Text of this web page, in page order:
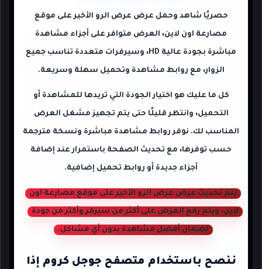
حصريًا شاهد وحمل عرض عرض الرو الأخير على موقع
مصارعة اون لاين، العرض متوافر على أجزاء مشاهدة
مباشرة بجودة عالية HD، وسيرفرات متعددة تناسب جميع
الزوار، مع روابط مشاهدة وتحميل سهلة وسريعة.
كل ما عليك هو اختيار الجودة التي تريدها للمشاهدة أو
التحميل، وانتظر قليلًا حتى يتم تجهيز مشغل العرض
المناسب لك. نوفر روابط مشاهدة مباشرة ونسخة مترجمة
حسب توفرها، مع تحديث الصفحة باستمرار عند إضافة
أجزاء جديدة أو روابط تحميل إضافية.
يتم تحديث عرض عرض الرو الأخير على موقع مصارعة اون
لاين، ويتم رفع العرض على أكثر من سيرفر وأكثر من جودة
لضمان أفضل مشاهدة بدون أي مشاكل.
ننصح باستخدام متصفح جوجل كروم إذا